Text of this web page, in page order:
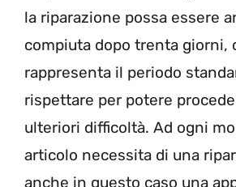
la riparazione possa essere
compiuta dopo trenta giorni,
rappresenta il periodo
rispettare per potere
ulteriori difficoltà. Ad ogni
articolo necessita di una
anche in questo caso una